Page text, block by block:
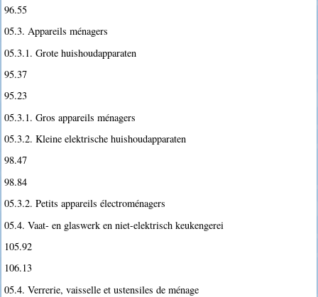
96.55
05.3. Appareils ménagers
05.3.1. Grote huishoudapparaten
95.37
95.23
05.3.1. Gros appareils ménagers
05.3.2. Kleine elektrische huishoudapparaten
98.47
98.84
05.3.2. Petits appareils électroménagers
05.4. Vaat- en glaswerk en niet-elektrisch keukengerei
105.92
106.13
05.4. Verrerie, vaisselle et ustensiles de ménage